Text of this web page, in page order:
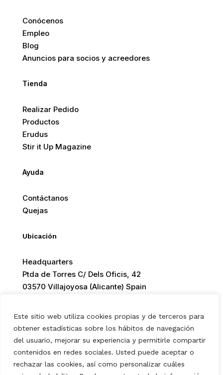
Este sitio web utiliza cookies propias y de terceros para
obtener estadísticas sobre los hábitos de navegación
del usuario, mejorar su experiencia y permitirle compartir
contenidos en redes sociales. Usted puede aceptar o
rechazar las cookies, así como personalizar cuáles
Conócenos
Empleo
Blog
Anuncios para socios y acreedores
Tienda
Realizar Pedido
Productos
Erudus
Stir it Up Magazine
Ayuda
Contáctanos
Quejas
Ubicación
Headquarters
Ptda de Torres C/ Dels Oficis, 42
03570 Villajoyosa (Alicante) Spain
© 2026 Europ Foods. All rights reserved.